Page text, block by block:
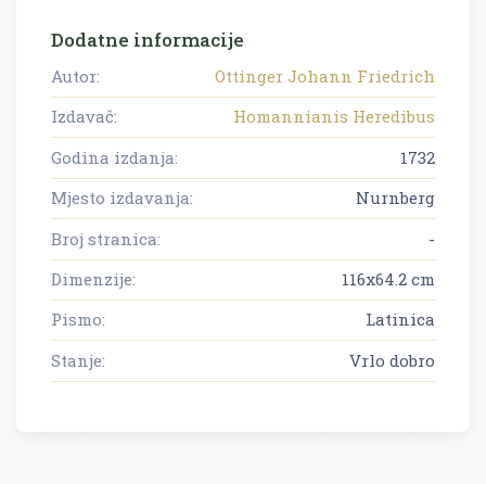
Dodatne informacije
Autor:
Ottinger Johann Friedrich
Izdavač:
Homannianis Heredibus
Godina izdanja:
1732
Mjesto izdavanja:
Nurnberg
Broj stranica:
-
Dimenzije:
116x64.2 cm
Pismo:
Latinica
Stanje:
Vrlo dobro